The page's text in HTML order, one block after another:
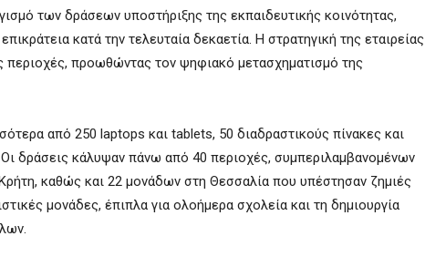
των δράσεων υποστήριξης της εκπαιδευτικής κοινότητας,
κατά την τελευταία δεκαετία. Η στρατηγική της εταιρείας
περιοχές, προωθώντας τον ψηφιακό μετασχηματισμό της
από 250 laptops και tablets, 50 διαδραστικούς πίνακες και
δράσεις κάλυψαν πάνω από 40 περιοχές, συμπεριλαμβανομένων
καθώς και 22 μονάδων στη Θεσσαλία που υπέστησαν ζημιές
μονάδες, έπιπλα για ολοήμερα σχολεία και τη δημιουργία